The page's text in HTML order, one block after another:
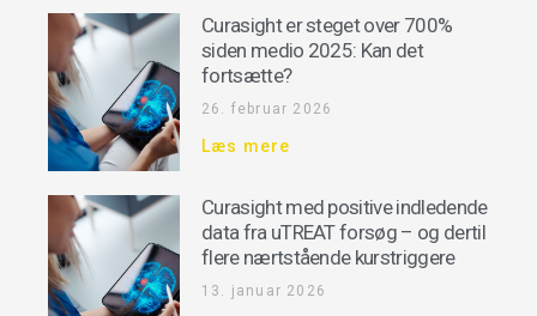
Curasight er steget over 700%
siden medio 2025: Kan det
fortsætte?
26. februar 2026
Læs mere
Curasight med positive indledende
data fra uTREAT forsøg – og dertil
flere nærtstående kurstriggere
13. januar 2026